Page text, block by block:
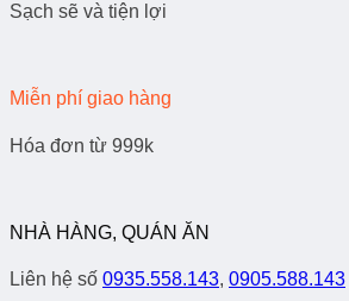
Sạch sẽ và tiện lợi
Miễn phí giao hàng
Hóa đơn từ 999k
NHÀ HÀNG, QUÁN ĂN
Liên hệ số 0935.558.143, 0905.588.143